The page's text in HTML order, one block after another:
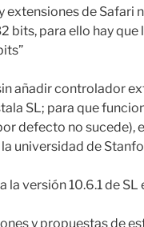
extensiones de Safari
bits, para ello hay
añadir controlador
SL; para que
defecto no sucede),
la universidad de
la versión 10.6.1 de
y propuestas de